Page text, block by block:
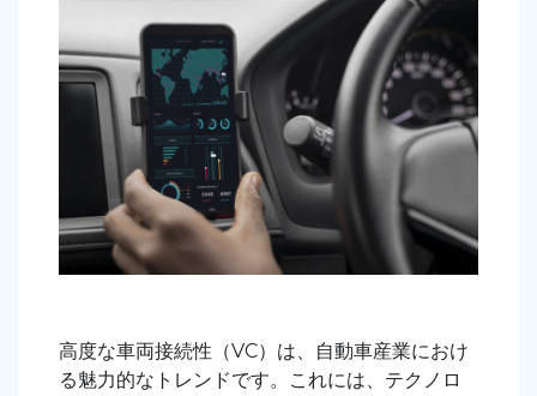
高度な車両接続性（VC）は、自動車産業におけ
る魅力的なトレンドです。これには、テクノロ